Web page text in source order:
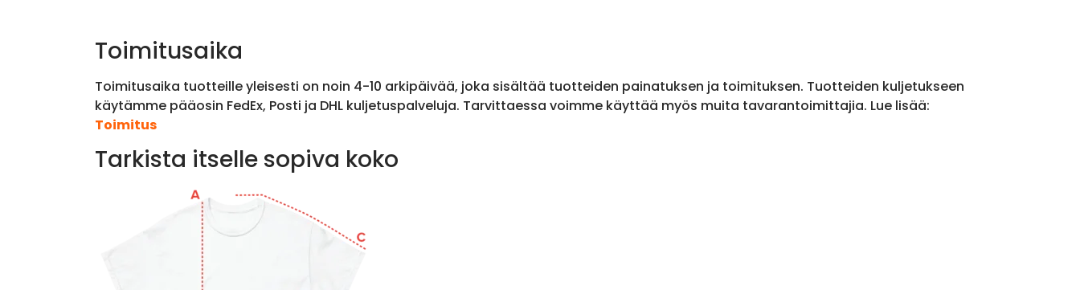
Toimitusaika
Toimitusaika tuotteille yleisesti on noin 4-10 arkipäivää, joka sisältää tuotteiden painatuksen ja toimituksen. Tuotteiden kuljetukseen
käytämme pääosin FedEx, Posti ja DHL kuljetuspalveluja. Tarvittaessa voimme käyttää myös muita tavarantoimittajia. Lue lisää:
Toimitus
Tarkista itselle sopiva koko